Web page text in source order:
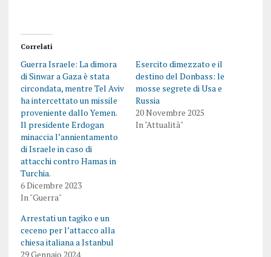
Correlati
Guerra Israele: La dimora
di Sinwar a Gaza è stata
circondata, mentre Tel Aviv
ha intercettato un missile
proveniente dallo Yemen.
Il presidente Erdogan
minaccia l’annientamento
di Israele in caso di
attacchi contro Hamas in
Turchia.
6 Dicembre 2023
In "Guerra"
Esercito dimezzato e il
destino del Donbass: le
mosse segrete di Usa e
Russia
20 Novembre 2025
In "Attualità"
Arrestati un tagiko e un
ceceno per l’attacco alla
chiesa italiana a Istanbul
29 Gennaio 2024